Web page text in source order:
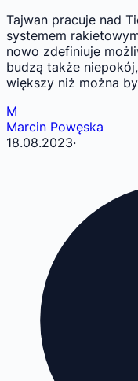
Tajwan pracuje nad
systemem
nowo zdefiniuje
budzą także
większy niż można
M
Marcin Powęska
18.08.2023·